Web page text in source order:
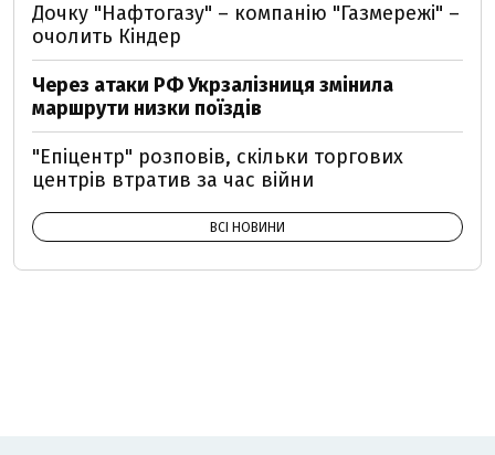
Дочку "Нафтогазу" – компанію "Газмережі" –
очолить Кіндер
Через атаки РФ Укрзалізниця змінила
маршрути низки поїздів
"Епіцентр" розповів, скільки торгових
центрів втратив за час війни
ВСІ НОВИНИ